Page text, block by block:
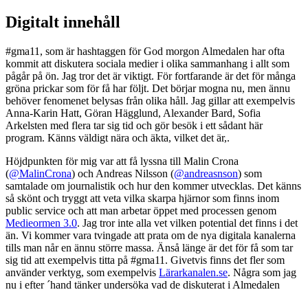
Digitalt innehåll
#gma11, som är hashtaggen för God morgon Almedalen har ofta
kommit att diskutera sociala medier i olika sammanhang i allt som
pågår på ön. Jag tror det är viktigt. För fortfarande är det för många
gröna prickar som för få har följt. Det börjar mogna nu, men ännu
behöver fenomenet belysas från olika håll. Jag gillar att exempelvis
Anna-Karin Hatt, Göran Hägglund, Alexander Bard, Sofia
Arkelsten med flera tar sig tid och gör besök i ett sådant här
program. Känns väldigt nära och äkta, vilket det är,.
Höjdpunkten för mig var att få lyssna till Malin Crona
(@MalinCrona) och Andreas Nilsson (@andreasnson) som
samtalade om journalistik och hur den kommer utvecklas. Det känns
så skönt och tryggt att veta vilka skarpa hjärnor som finns inom
public service och att man arbetar öppet med processen genom
Medieormen 3.0. Jag tror inte alla vet vilken potential det finns i det
än. Vi kommer vara tvingade att prata om de nya digitala kanalerna
tills man når en ännu större massa. Änså länge är det för få som tar
sig tid att exempelvis titta på #gma11. Givetvis finns det fler som
använder verktyg, som exempelvis Lärarkanalen.se. Några som jag
nu i efter ´hand tänker undersöka vad de diskuterat i Almedalen